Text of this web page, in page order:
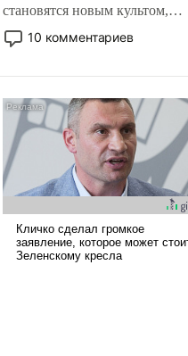
становятся новым культом,
постепенно вытесняя и
отменяя традиционное
ударами судьбы, брать на себя
ответственность, помогать
слабым, идти вперед и
адаптироваться.
10 комментариев